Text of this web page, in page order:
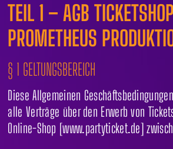
TEIL 1 – AGB TICKETSHOP
PROMETHEUS
§ 1 GELTUNGSBEREICH
Diese Allgemeinen
alle Verträge über den Erwerb von
Online-Shop [www.partyticket.de]